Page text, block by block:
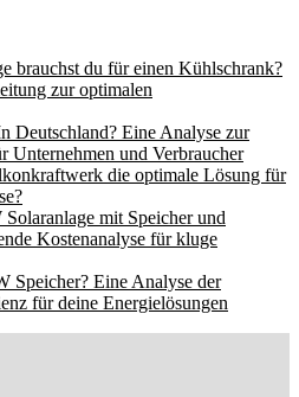
brauchst du für einen Kühlschrank?
zur optimalen
Deutschland? Eine Analyse zur
Unternehmen und Verbraucher
die optimale Lösung für
mit Speicher und
Kostenanalyse für kluge
Speicher? Eine Analyse der
für deine Energielösungen